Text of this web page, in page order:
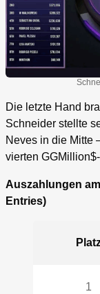
Die letzte Hand
Schneider stellte
Neves in die Mitte
vierten
Auszahlungen
Entries)
1